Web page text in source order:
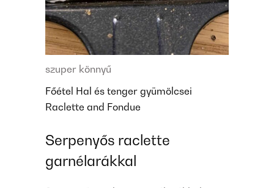
szuper könnyű
Főétel Hal és tenger gyümölcsei
Raclette and Fondue
Serpenyős raclette
garnélarákkal